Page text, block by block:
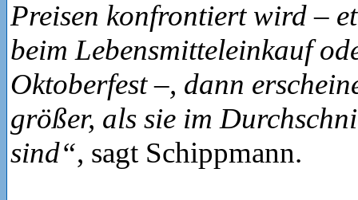
Preisen konfrontiert wird –
beim Lebensmitteleinkauf
Oktoberfest –, dann
größer, als sie im
sind“, sagt Schippmann.